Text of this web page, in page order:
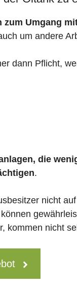
zum Umgang
um andere
dann Pflicht,
die
.
nicht
kommen nicht